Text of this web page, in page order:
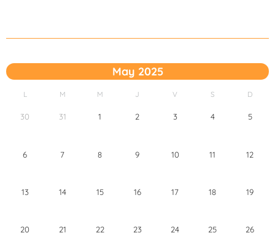
May 2025
L M M J V S D
30 31 1 2 3 4 5
6 7 8 9 10 11 12
13 14 15 16 17 18 19
20 21 22 23 24 25 26